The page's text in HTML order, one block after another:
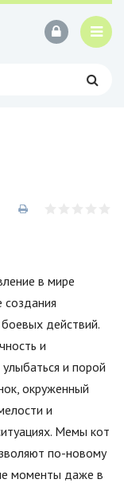
в мире
создания
действий.
и
улыбаться и порой
окруженный
и
Мемы кот
по-новому
моменты даже в